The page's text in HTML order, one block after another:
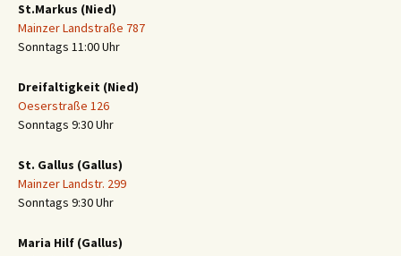
St.Markus (Nied)
Mainzer Landstraße 787
Sonntags 11:00 Uhr
Dreifaltigkeit (Nied)
Oeserstraße 126
Sonntags 9:30 Uhr
St. Gallus (Gallus)
Mainzer Landstr. 299
Sonntags 9:30 Uhr
Maria Hilf (Gallus)